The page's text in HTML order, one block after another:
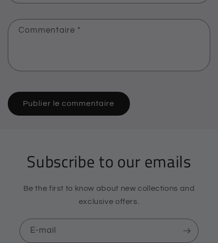
Commentaire *
Subscribe to our emails
Be the first to know about new collections and
exclusive offers.
E-mail